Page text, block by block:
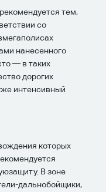
тем,
со
нанесенного
— в таких
дорогих
интенсивный
которых
В зоне
дальнобойщики,